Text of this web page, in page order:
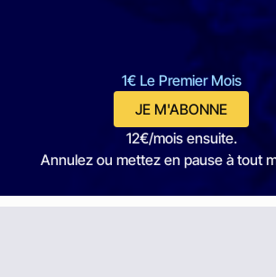
1€ Le Premier Mois
JE M'ABONNE
12€/mois ensuite.
Annulez ou mettez en pause à tout